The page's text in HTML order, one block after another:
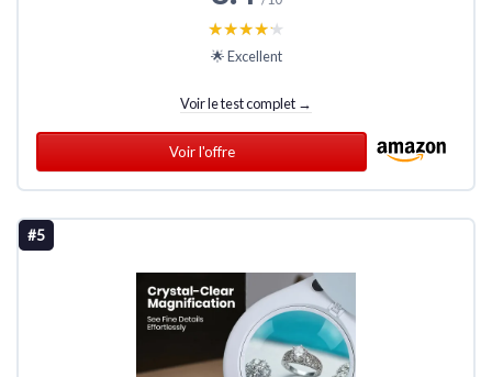
★★★★★
★★★★★
🌟 Excellent
Voir le test complet →
Voir l'offre
#5